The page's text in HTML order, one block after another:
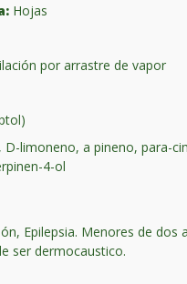
Hojas
por arrastre de vapor
D-limoneno, a pineno, para-
4-ol
Epilepsia. Menores de
ser dermocaustico.